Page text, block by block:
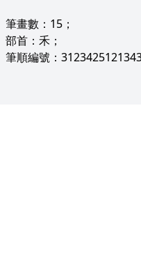
筆畫數：15；
部首：禾；
筆順編號：